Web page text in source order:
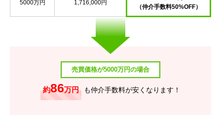
5000万円 1,716,000円
（仲介手数料50%OFF）
売買価格が5000万円の場合
約86万円 も仲介手数料が安くなります！